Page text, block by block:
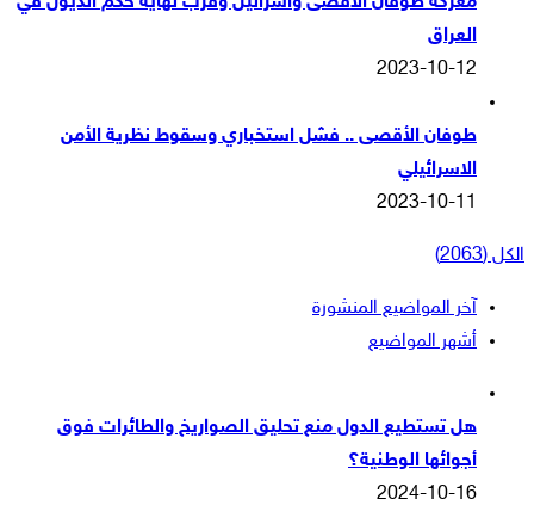
العراق
2023-10-12
طوفان الأقصى .. فشل استخباري وسقوط نظرية الأمن
الاسرائيلي
2023-10-11
الكل (2063)
آخر المواضيع المنشورة
أشهر المواضيع
هل تستطيع الدول منع تحليق الصواريخ والطائرات فوق
أجوائها الوطنية؟
2024-10-16